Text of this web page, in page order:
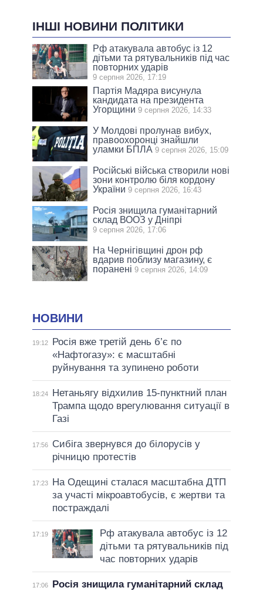
ІНШІ НОВИНИ ПОЛІТИКИ
Рф атакувала автобус із 12
дітьми та рятувальників під час
повторних ударів
9 серпня 2026, 17:19
Партія Мадяра висунула
кандидата на президента
Угорщини 9 серпня 2026, 14:33
У Молдові пролунав вибух,
правоохоронці знайшли
уламки БПЛА 9 серпня 2026, 15:09
Російські війська створили нові
зони контролю біля кордону
України 9 серпня 2026, 16:43
Росія знищила гуманітарний
склад ВООЗ у Дніпрі
9 серпня 2026, 17:06
На Чернігівщині дрон рф
вдарив поблизу магазину, є
поранені 9 серпня 2026, 14:09
НОВИНИ
19:12
Росія вже третій день б’є по
«Нафтогазу»: є масштабні
руйнування та зупинено роботи
18:24
Нетаньягу відхилив 15-пунктний план
Трампа щодо врегулювання ситуації в
Газі
17:56
Сибіга звернувся до білорусів у
річницю протестів
17:23
На Одещині сталася масштабна ДТП
за участі мікроавтобусів, є жертви та
постраждалі
17:19
Рф атакувала автобус із 12
дітьми та рятувальників під
час повторних ударів
17:06
Росія знищила гуманітарний склад